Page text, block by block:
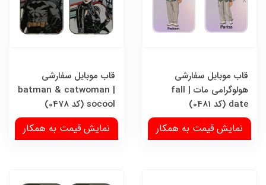
قاب موبایل سفارشی
هولوگرامی مات | fall
date (کد 0481)
نمایش قیمت به همکار
قاب موبایل سفارشی
batman & catwoman |
socool (کد 0478)
نمایش قیمت به همکار